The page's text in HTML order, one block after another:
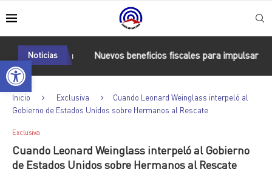
Abrir barra de herramientas
Noticias
Cuba Nuevos beneficios fiscales para impulsar las energías
Inicio Exclusiva
Cuando Leonard Weinglass interpeló al
Gobierno de Estados Unidos sobre Hermanos al Rescate
Exclusiva
Cuando Leonard Weinglass interpeló al Gobierno
de Estados Unidos sobre Hermanos al Rescate